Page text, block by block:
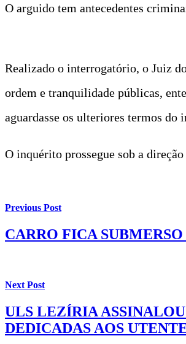
O arguido tem antecedentes
Realizado o interrogatório, o Juiz
ordem e tranquilidade públicas,
aguardasse os ulteriores termos
O inquérito prossegue sob a
Previous Post
CARRO FICA
Next Post
ULS LEZÍRIA
DEDICADAS AOS